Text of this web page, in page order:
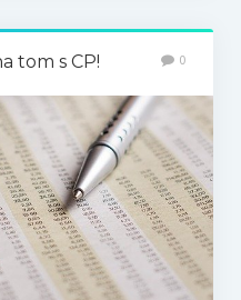
tom s CP! 0